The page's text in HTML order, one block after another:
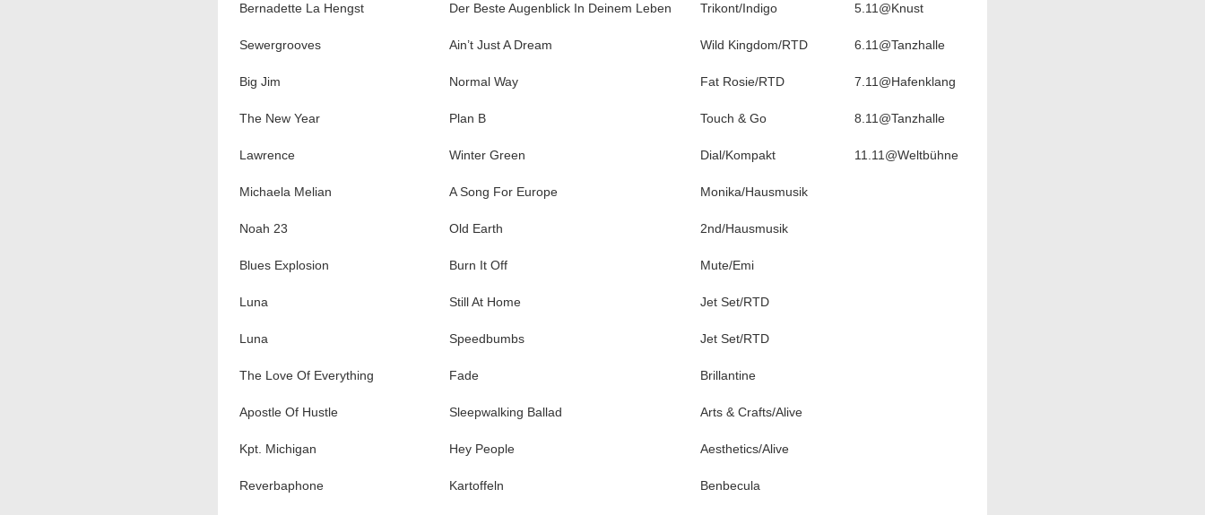
Bernadette La Hengst Der Beste Augenblick In Deinem Leben Trikont/Indigo 5.11@Knust
Sewergrooves Ain’t Just A Dream Wild Kingdom/RTD 6.11@Tanzhalle
Big Jim Normal Way Fat Rosie/RTD 7.11@Hafenklang
The New Year Plan B Touch & Go 8.11@Tanzhalle
Lawrence Winter Green Dial/Kompakt 11.11@Weltbühne
Michaela Melian A Song For Europe Monika/Hausmusik
Noah 23 Old Earth 2nd/Hausmusik
Blues Explosion Burn It Off Mute/Emi
Luna Still At Home Jet Set/RTD
Luna Speedbumbs Jet Set/RTD
The Love Of Everything Fade Brillantine
Apostle Of Hustle Sleepwalking Ballad Arts & Crafts/Alive
Kpt. Michigan Hey People Aesthetics/Alive
Reverbaphone Kartoffeln Benbecula